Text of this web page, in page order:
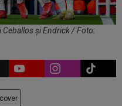
Ceballos și Endrick / Foto: